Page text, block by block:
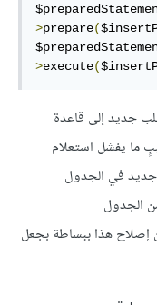
>prepare(
>execute(
جديد إلى قاعدة
ما يفشل استعلام
في الجدول
الجدول
هذا ببساطة بجعل